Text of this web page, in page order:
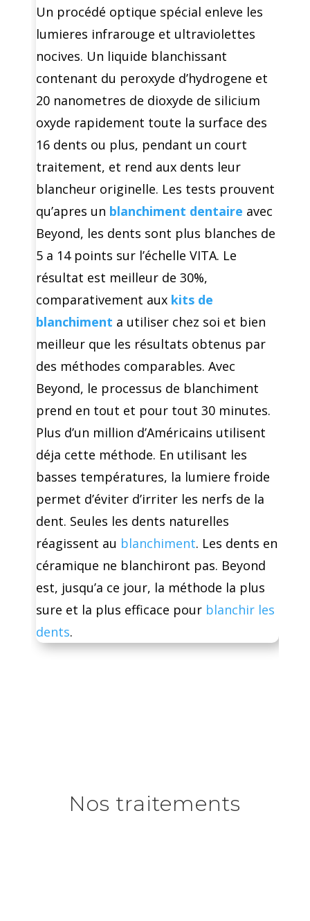
Un procédé optique spécial enleve les
lumieres infrarouge et ultraviolettes
nocives. Un liquide blanchissant
contenant du peroxyde d’hydrogene et
20 nanometres de dioxyde de silicium
oxyde rapidement toute la surface des
16 dents ou plus, pendant un court
traitement, et rend aux dents leur
blancheur originelle. Les tests prouvent
qu’apres un blanchiment dentaire avec
Beyond, les dents sont plus blanches de
5 a 14 points sur l’échelle VITA. Le
résultat est meilleur de 30%,
comparativement aux kits de
blanchiment a utiliser chez soi et bien
meilleur que les résultats obtenus par
des méthodes comparables. Avec
Beyond, le processus de blanchiment
prend en tout et pour tout 30 minutes.
Plus d’un million d’Américains utilisent
déja cette méthode. En utilisant les
basses températures, la lumiere froide
permet d’éviter d’irriter les nerfs de la
dent. Seules les dents naturelles
réagissent au blanchiment. Les dents en
céramique ne blanchiront pas. Beyond
est, jusqu’a ce jour, la méthode la plus
sure et la plus efficace pour blanchir les
dents.
Nos traitements